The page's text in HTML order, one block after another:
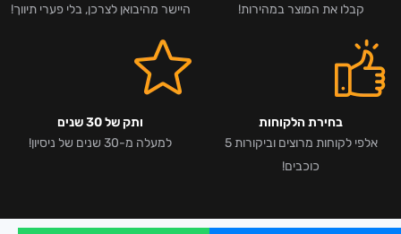
קבלו את המוצר במהירות!
היישר מהיבואן לצרכן, בלי פערי תיווך!
בחירת הלקוחות
אלפי לקוחות מרוצים וביקורות 5
כוכבים!
ותק של 30 שנים
למעלה מ-30 שנים של ניסיון!